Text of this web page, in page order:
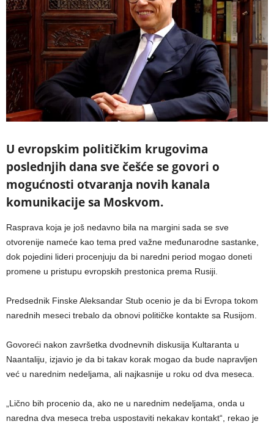
U evropskim političkim krugovima
poslednjih dana sve češće se govori o
mogućnosti otvaranja novih kanala
komunikacije sa Moskvom.
Rasprava koja je još nedavno bila na margini sada se sve
otvorenije nameće kao tema pred važne međunarodne sastanke,
dok pojedini lideri procenjuju da bi naredni period mogao doneti
promene u pristupu evropskih prestonica prema Rusiji.
Predsednik Finske Aleksandar Stub ocenio je da bi Evropa tokom
narednih meseci trebalo da obnovi političke kontakte sa Rusijom.
Govoreći nakon završetka dvodnevnih diskusija Kultaranta u
Naantaliju, izjavio je da bi takav korak mogao da bude napravljen
već u narednim nedeljama, ali najkasnije u roku od dva meseca.
„Lično bih procenio da, ako ne u narednim nedeljama, onda u
naredna dva meseca treba uspostaviti nekakav kontakt“, rekao je